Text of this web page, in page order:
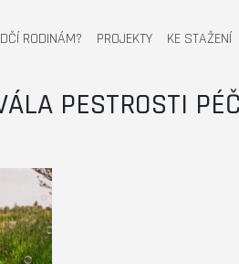
RODINÁM? PROJEKTY KE STAŽENÍ
PESTROSTI